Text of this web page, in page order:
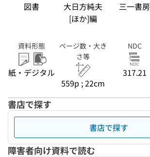
図書
大日方純夫
[ほか]編
三一書房
資料形態
紙・デジタル
ページ数・大き
さ等
559p ; 22cm
NDC
317.21
書店で探す
書店で探す
障害者向け資料で読む